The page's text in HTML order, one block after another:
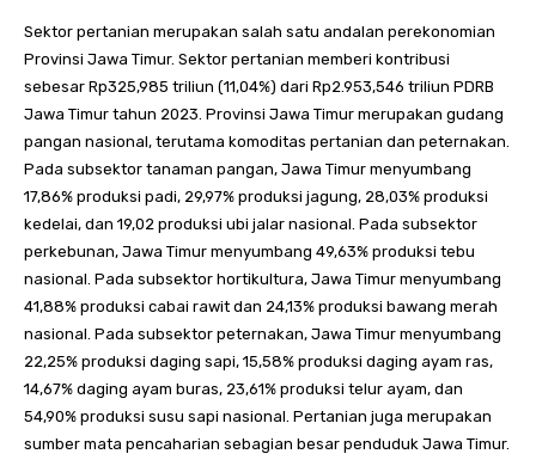
Sektor pertanian merupakan salah satu andalan perekonomian
Provinsi Jawa Timur. Sektor pertanian memberi kontribusi
sebesar Rp325,985 triliun (11,04%) dari Rp2.953,546 triliun PDRB
Jawa Timur tahun 2023. Provinsi Jawa Timur merupakan gudang
pangan nasional, terutama komoditas pertanian dan peternakan.
Pada subsektor tanaman pangan, Jawa Timur menyumbang
17,86% produksi padi, 29,97% produksi jagung, 28,03% produksi
kedelai, dan 19,02 produksi ubi jalar nasional. Pada subsektor
perkebunan, Jawa Timur menyumbang 49,63% produksi tebu
nasional. Pada subsektor hortikultura, Jawa Timur menyumbang
41,88% produksi cabai rawit dan 24,13% produksi bawang merah
nasional. Pada subsektor peternakan, Jawa Timur menyumbang
22,25% produksi daging sapi, 15,58% produksi daging ayam ras,
14,67% daging ayam buras, 23,61% produksi telur ayam, dan
54,90% produksi susu sapi nasional. Pertanian juga merupakan
sumber mata pencaharian sebagian besar penduduk Jawa Timur.